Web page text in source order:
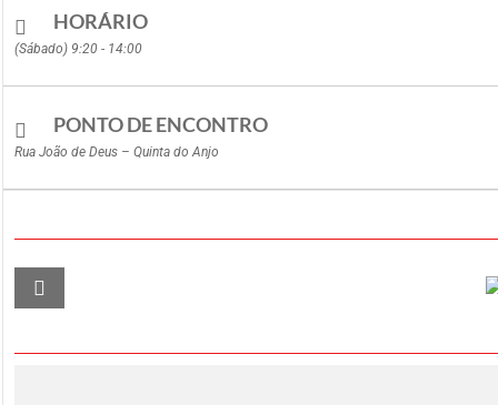
HORÁRIO
(Sábado) 9:20 - 14:00
PONTO DE ENCONTRO
Rua João de Deus – Quinta do Anjo